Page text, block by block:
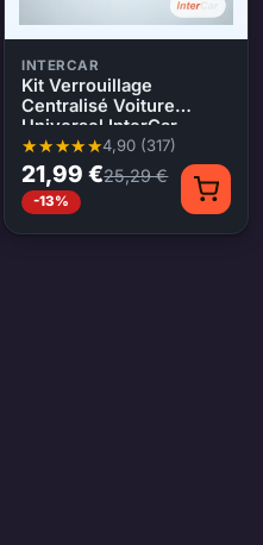
INTERCAR
Kit Verrouillage
Centralisé Voiture
Universel InterCar
4,90 (317)
Note moyenne 4,90 sur 5, 317
21,99 €25,29 €
-13%